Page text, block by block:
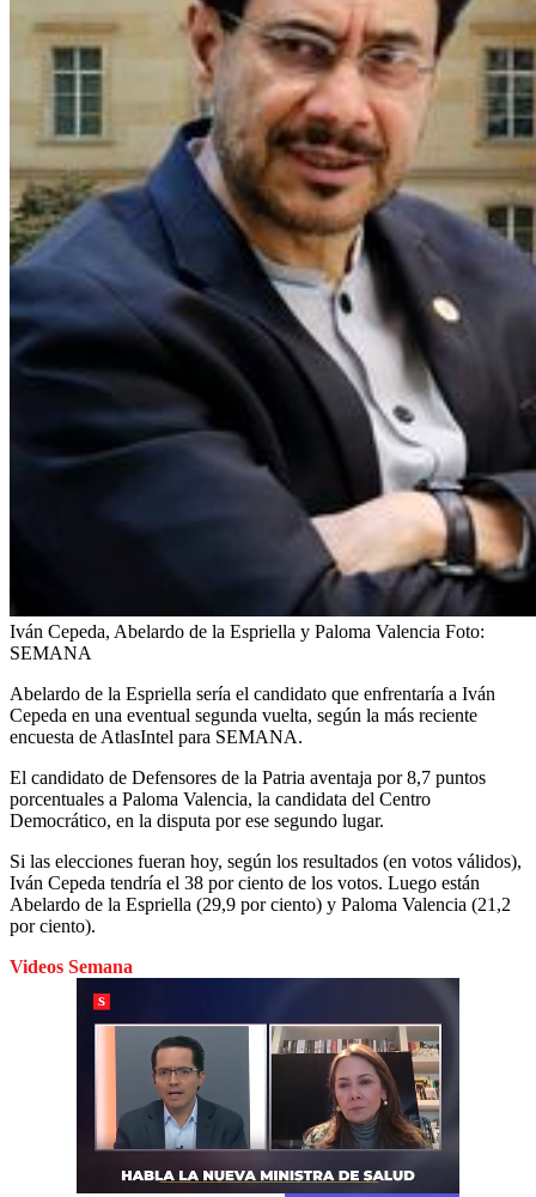
Iván Cepeda, Abelardo de la Espriella y Paloma Valencia Foto:
SEMANA
Abelardo de la Espriella sería el candidato que enfrentaría a Iván
Cepeda en una eventual segunda vuelta, según la más reciente
encuesta de AtlasIntel para SEMANA.
El candidato de Defensores de la Patria aventaja por 8,7 puntos
porcentuales a Paloma Valencia, la candidata del Centro
Democrático, en la disputa por ese segundo lugar.
Si las elecciones fueran hoy, según los resultados (en votos válidos),
Iván Cepeda tendría el 38 por ciento de los votos. Luego están
Abelardo de la Espriella (29,9 por ciento) y Paloma Valencia (21,2
por ciento).
Videos Semana